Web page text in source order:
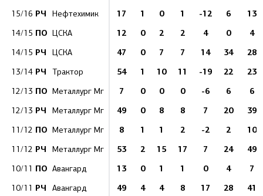
15/16 РЧ Нефтехимик 17 1 0 1 -12 6 13
14/15 ПО ЦСКА 12 0 2 2 4 0 4
14/15 РЧ ЦСКА 47 0 7 7 14 34 28
13/14 РЧ Трактор 54 1 10 11 -19 22 23
12/13 ПО Металлург Мг 7 0 0 0 -6 6 6
12/13 РЧ Металлург Мг 49 0 8 8 7 20 39
11/12 ПО Металлург Мг 8 1 1 2 -2 2 10
11/12 РЧ Металлург Мг 53 2 15 17 7 24 49
10/11 ПО Авангард 13 0 1 1 0 4 7
10/11 РЧ Авангард 49 4 4 8 17 28 41